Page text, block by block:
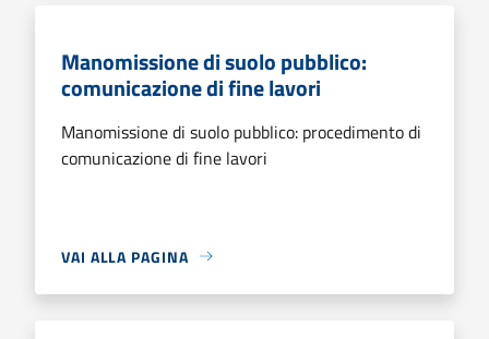
Manomissione di suolo pubblico:
comunicazione di fine lavori
Manomissione di suolo pubblico: procedimento di
comunicazione di fine lavori
VAI ALLA PAGINA